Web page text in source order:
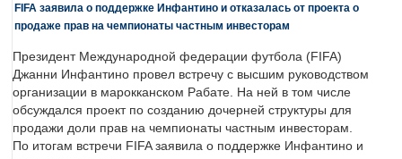
FIFA заявила о поддержке Инфантино и отказалась от проекта о
продаже прав на чемпионаты частным инвесторам
Президент Международной федерации футбола (FIFA)
Джанни Инфантино провел встречу с высшим руководством
организации в марокканском Рабате. На ней в том числе
обсуждался проект по созданию дочерней структуры для
продажи доли прав на чемпионаты частным инвесторам.
По итогам встречи FIFA заявила о поддержке Инфантино и